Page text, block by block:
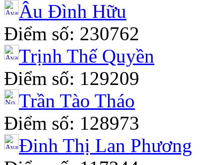
Âu Đình Hữu
Điểm số: 230762
Trịnh Thế Quyền
Điểm số: 129209
Trần Tào Tháo
Điểm số: 128973
Đinh Thị Lan Phương